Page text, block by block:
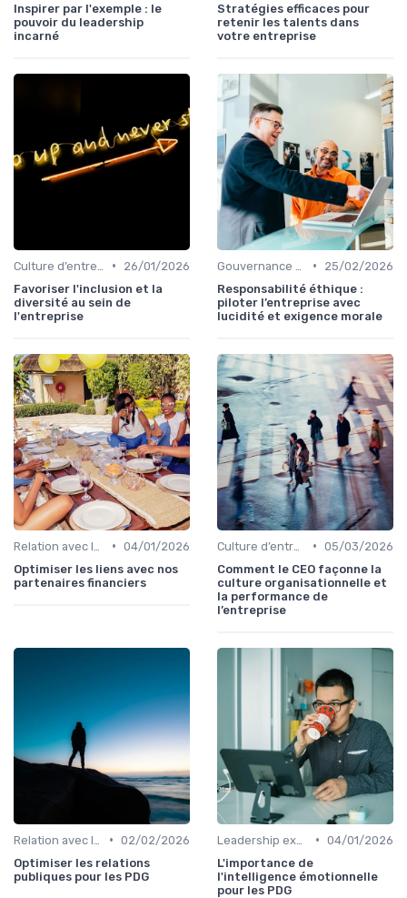
Inspirer par l'exemple : le
pouvoir du leadership
incarné
Stratégies efficaces pour
retenir les talents dans
votre entreprise
•
26/01/2026
Favoriser l'inclusion et la
diversité au sein de
l'entreprise
•
25/02/2026
Responsabilité éthique :
piloter l’entreprise avec
lucidité et exigence morale
• 04/01/2026
Optimiser les liens avec nos
partenaires financiers
• 05/03/2026
Comment le CEO façonne la
culture organisationnelle et
la performance de
l’entreprise
• 02/02/2026
Optimiser les relations
publiques pour les PDG
• 04/01/2026
L'importance de
l'intelligence émotionnelle
pour les PDG